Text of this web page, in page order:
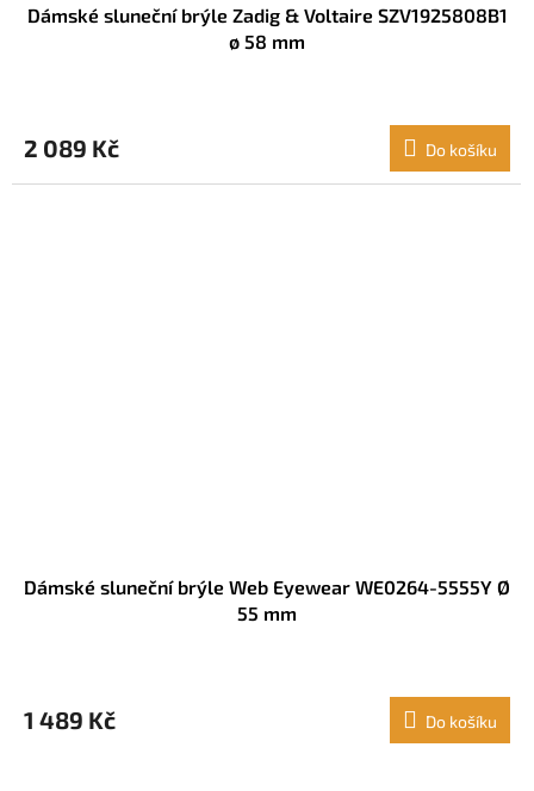
Dámské sluneční brýle Zadig & Voltaire SZV1925808B1
ø 58 mm
2 089 Kč Do košíku
Dámské sluneční brýle Web Eyewear WE0264-5555Y Ø
55 mm
1 489 Kč Do košíku